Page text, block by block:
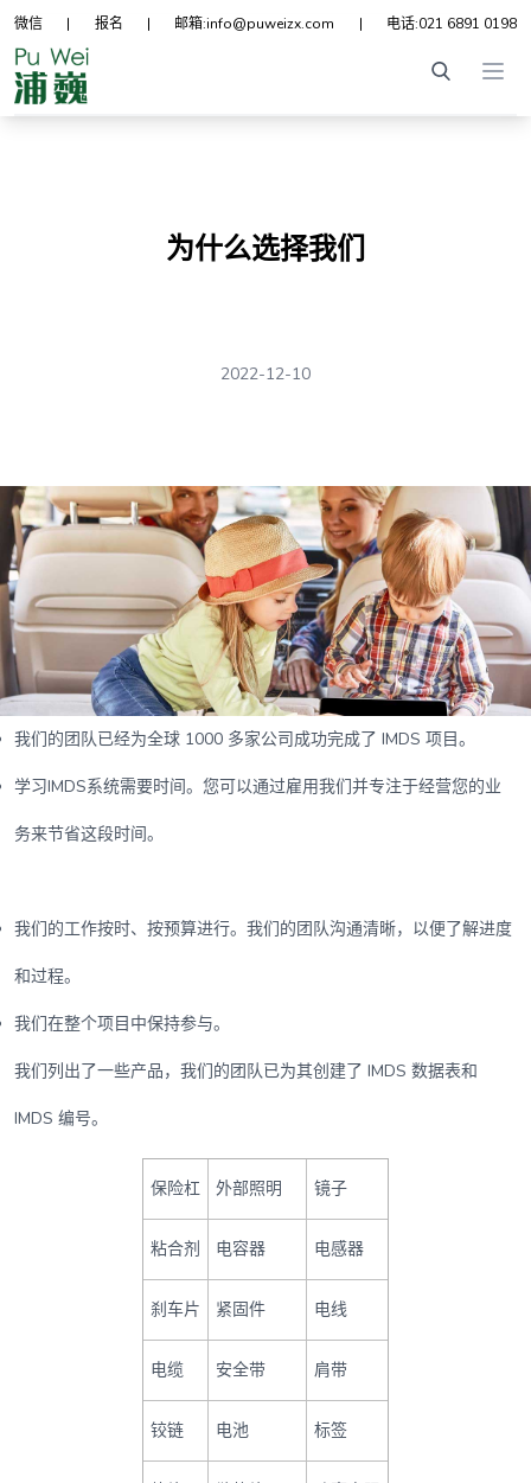
微信 | 报名 | 邮箱:info@puweizx.com | 电话:021 6891 0198
为什么选择我们
2022-12-10
我们的团队已经为全球 1000 多家公司成功完成了 IMDS 项目。
学习IMDS系统需要时间。您可以通过雇用我们并专注于经营您的业
务来节省这段时间。
我们的工作按时、按预算进行。我们的团队沟通清晰，以便了解进度
和过程。
我们在整个项目中保持参与。
我们列出了一些产品，我们的团队已为其创建了 IMDS 数据表和
IMDS 编号。
保险杠 外部照明 镜子
粘合剂 电容器 电感器
刹车片 紧固件 电线
电缆 安全带 肩带
铰链 电池 标签